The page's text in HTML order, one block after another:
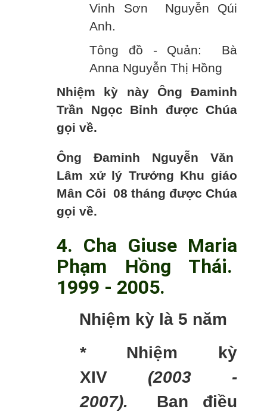
Vinh Sơn Nguyễn Qúi
Anh.
Tông đồ - Quản: Bà
Anna Nguyễn Thị Hồng
Nhiệm kỳ này Ông Đaminh
Trần Ngọc Bỉnh được Chúa
gọi về.
Ông Đaminh Nguyễn Văn
Lâm xử lý Trưởng Khu giáo
Mân Côi 08 tháng được Chúa
gọi về.
4. Cha Giuse Maria
Phạm Hồng Thái.
1999 - 2005.
Nhiệm kỳ là 5 năm
* Nhiệm kỳ
XIV (2003 -
2007). Ban điều